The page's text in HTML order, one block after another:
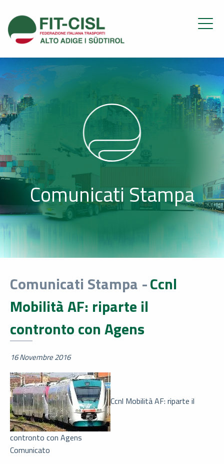
Comunicati Stampa
Comunicati Stampa -Ccnl
Mobilità AF: riparte il
contronto con Agens
16 Novembre 2016
Ccnl Mobilità AF: riparte il
contronto con Agens
Comunicato